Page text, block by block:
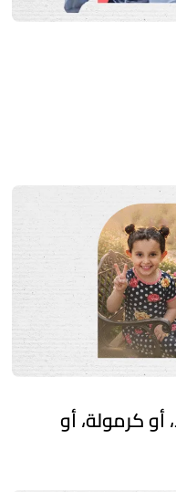
أو كرمولة، أو